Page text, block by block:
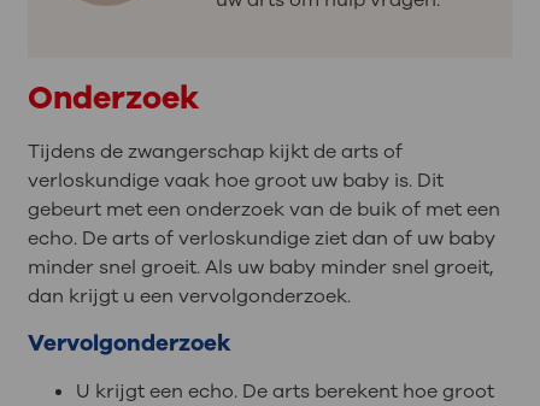
Onderzoek
Tijdens de zwangerschap kijkt de arts of
verloskundige vaak hoe groot uw baby is. Dit
gebeurt met een onderzoek van de buik of met een
echo. De arts of verloskundige ziet dan of uw baby
minder snel groeit. Als uw baby minder snel groeit,
dan krijgt u een vervolgonderzoek.
Vervolgonderzoek
U krijgt een echo. De arts berekent hoe groot